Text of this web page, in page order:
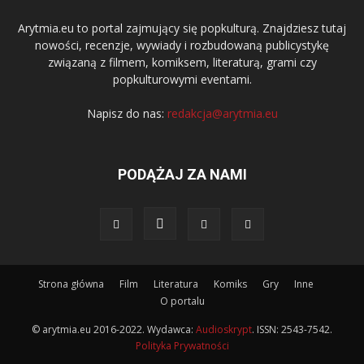
Arytmia.eu to portal zajmujący się popkulturą. Znajdziesz tutaj
nowości, recenzje, wywiady i rozbudowaną publicystykę
związaną z filmem, komiksem, literaturą, grami czy
popkulturowymi eventami.
Napisz do nas: redakcja@arytmia.eu
PODĄŻAJ ZA NAMI
Strona główna Film Literatura Komiks Gry
Inne
O portalu
© arytmia.eu 2016-2022. Wydawca: Audioskrypt. ISSN: 2543-7542.
Polityka Prywatności